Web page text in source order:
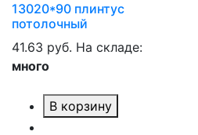
13020*90 плинтус
потолочный
41.63 руб. На складе:
много
В корзину